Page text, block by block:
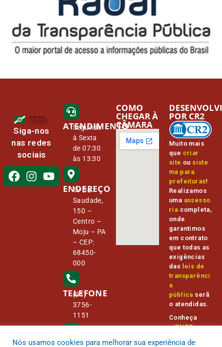
Siga-nos
nas redes
sociais
ATENDIMENTO
Segunda
à Sexta
de 07:30
às 13:30
ENDEREÇO
Tv Da
Saudade,
150 –
Centro –
Moju – PA
– CEP:
68450-
000
TELEFONE
(91)
3756-
1151
COMO
CHEGAR À
CÂMARA
Muito mais
que criar
site ou siste
ma para
prefeituras!
Realizamos
uma assesso
ria completa,
onde
garantimos
em contrato
que todas as
exigências
das leis de
transparênci
a
pública serã
o atendidas.
Conheça
oPNTPe
POR CR2
Nós usamos cookies para melhorar sua experiência de